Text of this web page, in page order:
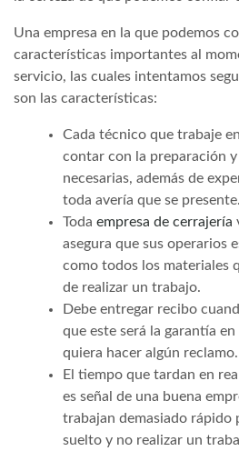
Una empresa en la que podemos
características importantes al
servicio, las cuales intentamos
son las características:
Cada técnico que trabaje
contar con la preparación
necesarias, además de
toda avería que se presente.
Toda empresa de cerrajería
asegura que sus operarios
como todos los materiales
de realizar un trabajo.
Debe entregar recibo
que este será la garantía
quiera hacer algún reclamo.
El tiempo que tardan en
es señal de una buena
trabajan demasiado rápido
suelto y no realizar un